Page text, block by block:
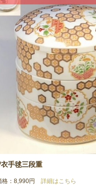
手毬三段重
：8,990円 詳細はこちら